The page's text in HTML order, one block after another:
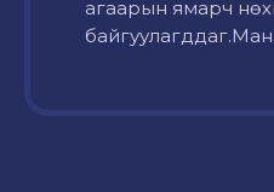
агаарын ямарч